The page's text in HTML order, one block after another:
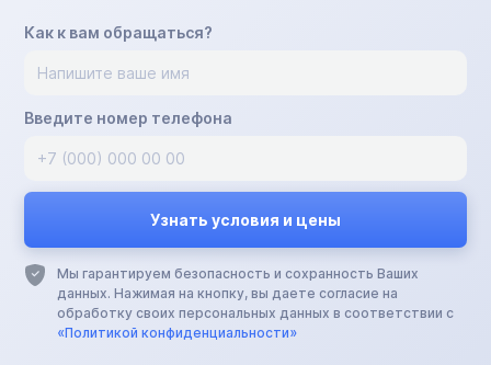
Как к вам обращаться?
Введите номер телефона
Мы гарантируем безопасность и сохранность Ваших
данных. Нажимая на кнопку, вы даете согласие на
обработку своих персональных данных в соответствии с
«Политикой конфиденциальности»